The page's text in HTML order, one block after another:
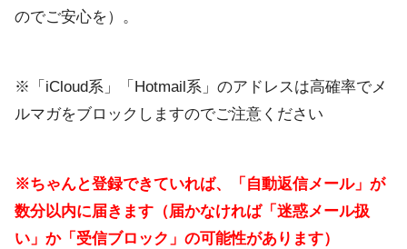
のでご安心を）。
※「iCloud系」「Hotmail系」のアドレスは高確率でメ
ルマガをブロックしますのでご注意ください
※ちゃんと登録できていれば、「自動返信メール」が
数分以内に届きます（届かなければ「迷惑メール扱
い」か「受信ブロック」の可能性があります）